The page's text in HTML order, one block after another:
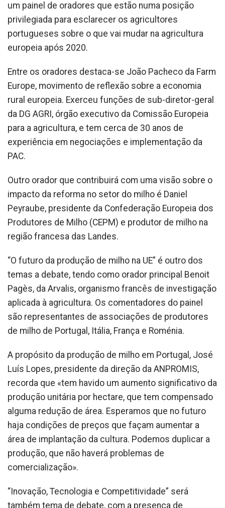
um painel de oradores que estão numa posição
privilegiada para esclarecer os agricultores
portugueses sobre o que vai mudar na agricultura
europeia após 2020.
Entre os oradores destaca-se João Pacheco da Farm
Europe, movimento de reflexão sobre a economia
rural europeia. Exerceu funções de sub-diretor-geral
da DG AGRI, órgão executivo da Comissão Europeia
para a agricultura, e tem cerca de 30 anos de
experiência em negociações e implementação da
PAC.
Outro orador que contribuirá com uma visão sobre o
impacto da reforma no setor do milho é Daniel
Peyraube, presidente da Confederação Europeia dos
Produtores de Milho (CEPM) e produtor de milho na
região francesa das Landes.
“O futuro da produção de milho na UE” é outro dos
temas a debate, tendo como orador principal Benoit
Pagès, da Arvalis, organismo francês de investigação
aplicada à agricultura. Os comentadores do painel
são representantes de associações de produtores
de milho de Portugal, Itália, França e Roménia.
A propósito da produção de milho em Portugal, José
Luís Lopes, presidente da direção da ANPROMIS,
recorda que «tem havido um aumento significativo da
produção unitária por hectare, que tem compensado
alguma redução de área. Esperamos que no futuro
haja condições de preços que façam aumentar a
área de implantação da cultura. Podemos duplicar a
produção, que não haverá problemas de
comercialização».
“Inovação, Tecnologia e Competitividade” será
também tema de debate, com a presença de